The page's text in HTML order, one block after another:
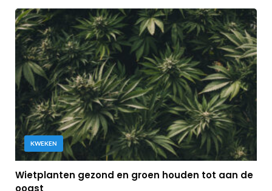
KWEKEN
Wietplanten gezond en groen houden tot aan de
oogst